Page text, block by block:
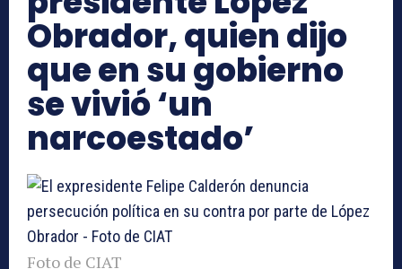
Obrador, quien dijo
que en su gobierno
se vivió ‘un
narcoestado’
Foto de CIAT